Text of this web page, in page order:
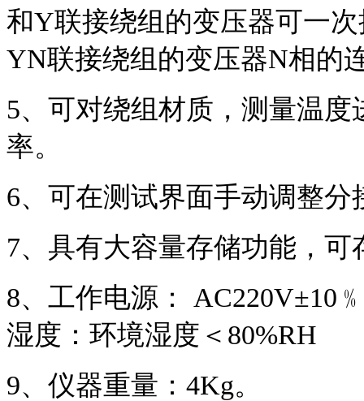
和Y联接绕组的变压器可一
YN联接绕组的变压器N相的
5、可对绕组材质，测量温
率。
6、可在测试界面手动调整分
7、具有大容量存储功能，可
8、工作电源：
湿度：环境湿度＜80%RH
9、仪器重量：4Kg。